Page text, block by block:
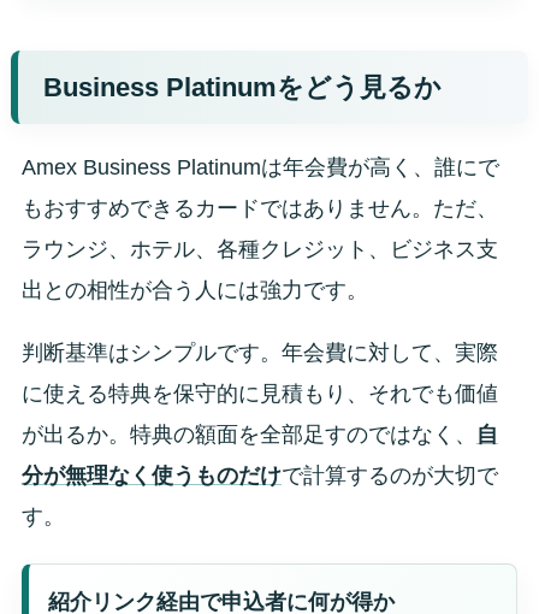
Business Platinumをどう見るか
Amex Business Platinumは年会費が高く、誰にで
もおすすめできるカードではありません。ただ、
ラウンジ、ホテル、各種クレジット、ビジネス支
出との相性が合う人には強力です。
判断基準はシンプルです。年会費に対して、実際
に使える特典を保守的に見積もり、それでも価値
が出るか。特典の額面を全部足すのではなく、
自
分が無理なく使うものだけで計算するのが大切で
す。
紹介リンク経由で申込者に何が得か